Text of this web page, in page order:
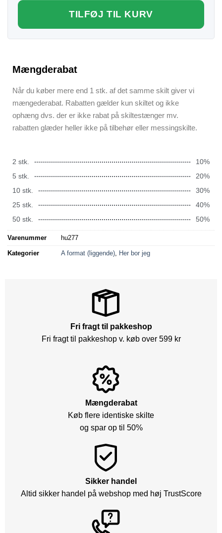
TILFØJ TIL KURV
Mængderabat
Når du køber mere end 1 stk. af det samme skilt giver vi
mængederabat. Rabatten gælder kun skiltet og ikke
ophæng dvs. der er ikke rabat på skiltestænger mv.
rabatten glæder heller ikke på tilbehør eller messingskilte.
2 stk.
10%
5 stk.
20%
10 stk.
30%
25 stk.
40%
50 stk.
50%
Varenummer hu277
Kategorier A format (liggende) Her bor jeg
Fri fragt til pakkeshop
Fri fragt til pakkeshop v. køb over 599 kr
Mængderabat
Køb flere identiske skilte
og spar op til 50%
Sikker handel
Altid sikker handel på webshop med høj TrustScore